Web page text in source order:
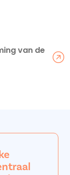
van de